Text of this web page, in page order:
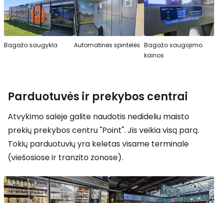
Bagažo saugykla Automatinės spintelės Bagažo saugojimo
kainos
Parduotuvės ir prekybos centrai
Atvykimo salėje galite naudotis nedideliu maisto
prekių prekybos centru "Point". Jis veikia visą parą.
Tokių parduotuvių yra keletas visame terminale
(viešosiose ir tranzito zonose).